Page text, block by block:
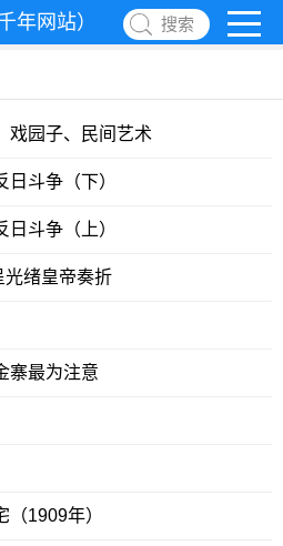
年网站） 搜索
戏园子、民间艺术
斗争（下）
斗争（上）
光绪皇帝奏折
寨最为注意
1909年）